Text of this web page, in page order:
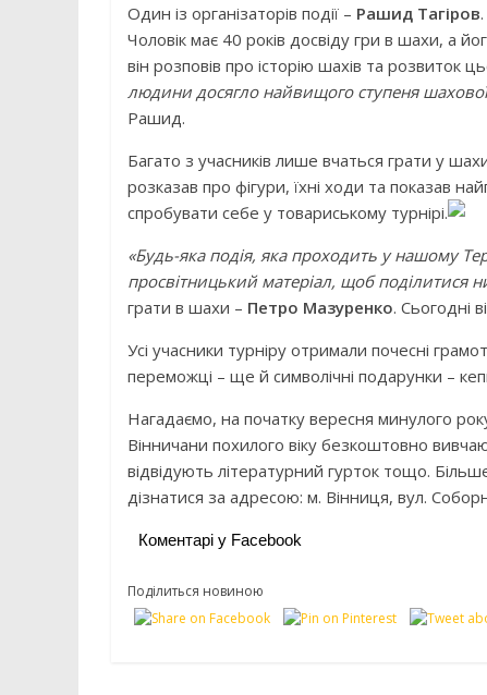
Один із організаторів події – Рашид Тагіров
Чоловік має 40 років досвіду гри в шахи, а
він розповів про історію шахів та розвиток
людини досягло найвищого ступеня
Рашид.
Багато з учасників лише вчаться грати у
розказав про фігури, їхні ходи та показав
спробувати себе у товариському турнірі.
«Будь-яка подія, яка проходить у нашому
просвітницький матеріал, щоб поділитися
грати в шахи – Петро Мазуренко. Сьогодні
Усі учасники турніру отримали почесні
переможці – ще й символічні подарунки –
Нагадаємо, на початку вересня минулого
Вінничани похилого віку безкоштовно
відвідують літературний гурток тощо.
дізнатися за адресою: м. Вінниця, вул.
Коментарі у Facebook
Поділиться новиною